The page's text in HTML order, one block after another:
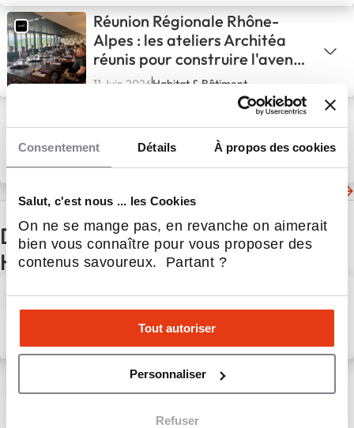
Consentement Détails À propos des cookies
Salut, c'est nous ... les Cookies
On ne se mange pas, en revanche on aimerait
bien vous connaître pour vous proposer des
contenus savoureux. Partant ?
Tout autoriser
Personnaliser
Refuser
Réunion Régionale Rhône-
Alpes : les ateliers Architéa
réunis pour construire l'avenir
du réseau
11 Juin 2026Habitat & Bâtiment
Pontarlier : un projet Architéa
récompensé par le Prix du
Plus Beau Vape Shop de
8 Juin 2026Habitat & Bâtiment
D'autres actualités du secteur
Habitat & Bâtiment
Avenir Rénovations et
Evalutoo : un partenariat en
faveur de la rénovation
énergétique
28 Mar 2024Habitat & Bâtiment
Première Piscine en
autonomie totale pour notre
franchise NaturaSwim